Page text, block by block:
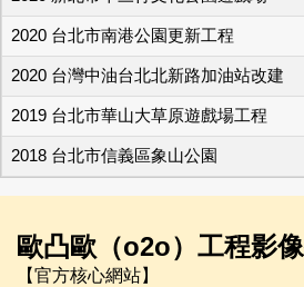
2020 台北市南港公園更新工程
2020 台灣中油台北北新路加油站改建
2019 台北市華山大草原遊戲場工程
2018 台北市信義區象山公園
歐凸歐（o2o）工程影
【官方核心網站】